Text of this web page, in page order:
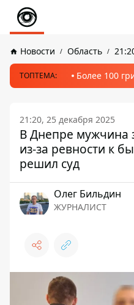
Новости Область
ТОПТЕМА: Более 100
21:20, 25 декабря 2025
В Днепре мужчина
из-за ревности к
решил суд
Олег Бильдин
ЖУРНАЛИСТ